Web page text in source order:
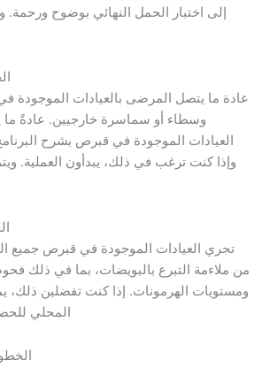
إلى اختبار الحمل النهائي بوضوح ورحمة.
عادة ما يتصل المرضى بالعيادات الموجودة
وسطاء أو سماسرة خارجيين. عادةً ما
العيادات الموجودة في قبرص بشرح
وإذا كنت ترغب في ذلك، يبدأون العملية.
تجري العيادات الموجودة في قبرص جميع
من ملاءمة التبرع بالبويضات، بما في ذلك
ومستويات الهرمونات. إذا كنت تفضلين ذلك،
المحلي
الخطوة 3: مطابقة